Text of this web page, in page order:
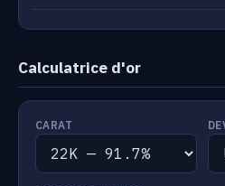
Calculatrice d'or
CARAT